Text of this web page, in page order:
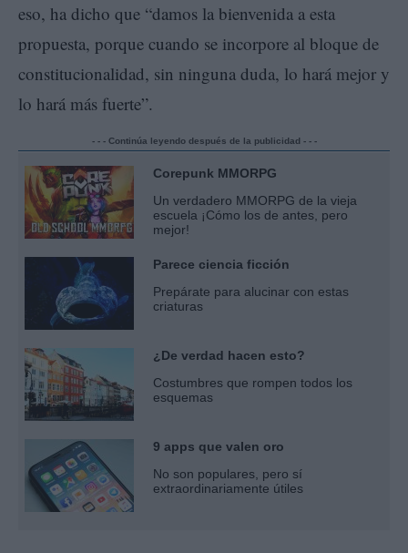
eso, ha dicho que “damos la bienvenida a esta
propuesta, porque cuando se incorpore al bloque de
constitucionalidad, sin ninguna duda, lo hará mejor y
lo hará más fuerte”.
- - - Continúa leyendo después de la publicidad - - -
Corepunk MMORPG
Un verdadero MMORPG de la vieja
escuela ¡Cómo los de antes, pero
mejor!
Parece ciencia ficción
Prepárate para alucinar con estas
criaturas
¿De verdad hacen esto?
Costumbres que rompen todos los
esquemas
9 apps que valen oro
No son populares, pero sí
extraordinariamente útiles